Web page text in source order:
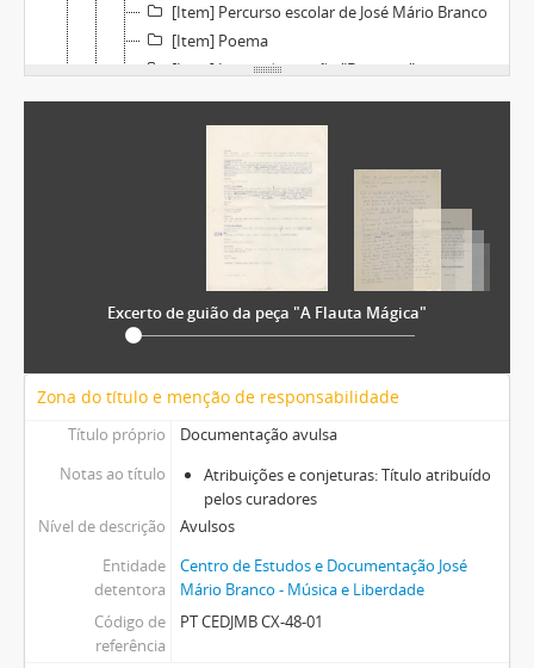
[Item] Percurso escolar de José Mário Branco
[Item] Poema
[Item] Letras da canção "Desastre"
[Item] Poema
[Documento] Livro
[Pasta] Filme Saramago
[Pasta] Guimarães 2012
[Pasta] Amélia Muge - 2014
[Pasta] Samuel - 2015/16
[Avulsos] Livro
[Caixa] Caixa 49
[Caixa] Caixa 52
Excerto de guião da peça "A Flauta Mágica"
Zona do título e menção de responsabilidade
Título próprio
Documentação avulsa
Notas ao título
Atribuições e conjeturas: Título atribuído
pelos curadores
Nível de descrição
Avulsos
Entidade
detentora
Centro de Estudos e Documentação José
Mário Branco - Música e Liberdade
Código de
referência
PT CEDJMB CX-48-01